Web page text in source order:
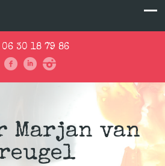
30 18 79 86
van